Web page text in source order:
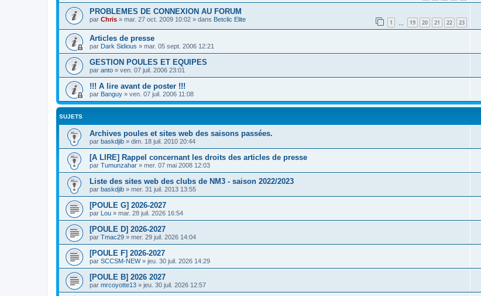
PROBLEMES DE CONNEXION AU FORUM
par Chris » mar. 27 oct. 2009 10:02 » dans Betclic Elite 1 19 20 21 22 23
Articles de presse
par Dark Sidious » mar. 05 sept. 2006 12:21
GESTION POULES ET EQUIPES
par anto » ven. 07 juil. 2006 23:01
!!! A lire avant de poster !!!
par Banguy » ven. 07 juil. 2006 11:08
SUJETS
Archives poules et sites web des saisons passées.
par baskdjib » dim. 18 juil. 2010 20:44
[A LIRE] Rappel concernant les droits des articles de presse
par Tumunzahar » mer. 07 mai 2008 12:03
Liste des sites web des clubs de NM3 - saison 2022/2023
par baskdjib » mer. 31 juil. 2013 13:55
[POULE G] 2026-2027
par Lou » mar. 28 juil. 2026 16:54
[POULE D] 2026-2027
par Tmac29 » mer. 29 juil. 2026 14:04
[POULE F] 2026-2027
par SCCSM-NEW» jeu. 30 juil. 2026 14:29
[POULE B] 2026 2027
par mrcoyotte13 » jeu. 30 juil. 2026 12:57